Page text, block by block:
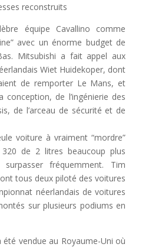
reconstruits
équipe Cavallino comme
avec un énorme budget de
Mitsubishi a fait appel aux
Wiet Huidekoper, dont
de remporter Le Mans, et
de l’ingénierie des
de l’arceau de sécurité et de
voiture à vraiment “mordre”
de 2 litres beaucoup plus
fréquemment. Tim
tous deux piloté des voitures
néerlandais de voitures
sur plusieurs podiums en
été vendue au Royaume-Uni où